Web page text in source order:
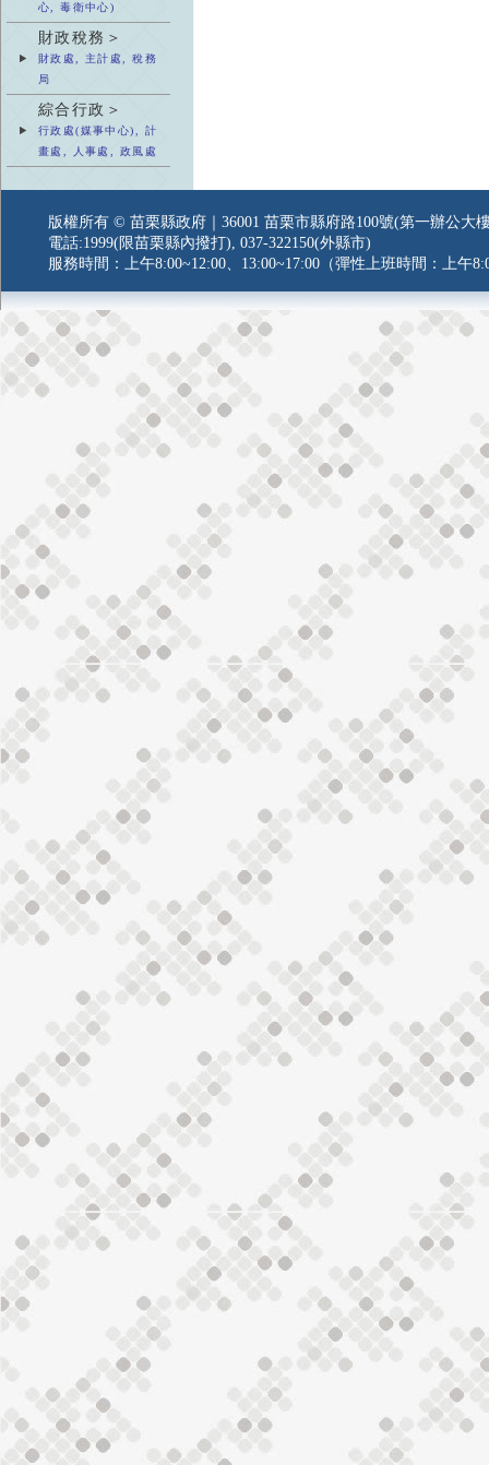
心, 毒衛中心)
財政稅務＞
財政處, 主計處, 稅務
局
綜合行政＞
行政處(媒事中心), 計
畫處, 人事處, 政風處
版權所有 © 苗栗縣政府｜36001 苗栗市縣府路100號(第一辦公大
電話:1999(限苗栗縣內撥打), 037-322150(外縣市)
服務時間：上午8:00~12:00、13:00~17:00（彈性上班時間：上午